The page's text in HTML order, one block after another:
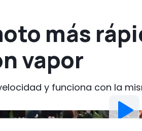
más
vapor
y funciona con la